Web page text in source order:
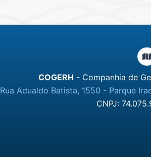
COGERH - Companhia de
Rua Adualdo Batista, 1550 - Parque
CNPJ: